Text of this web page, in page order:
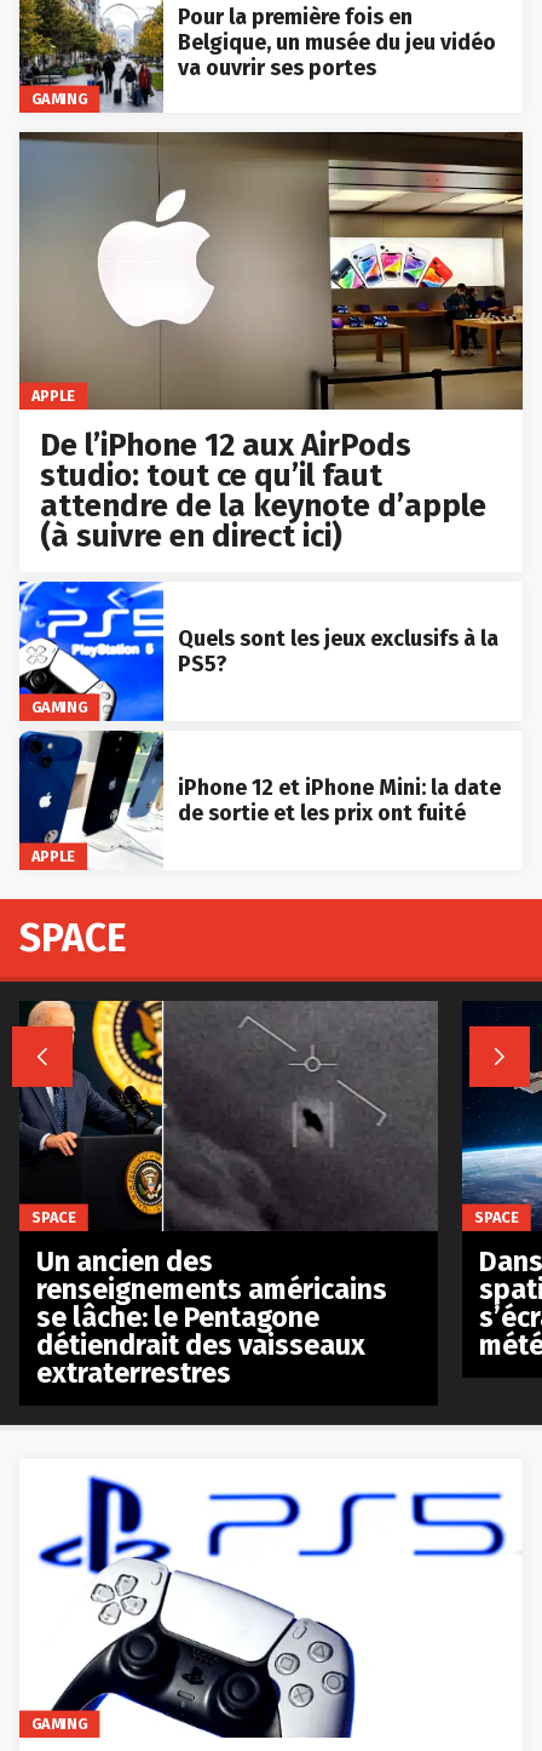
GAMING
Pour la première fois en
Belgique, un musée du jeu vidéo
va ouvrir ses portes
APPLE
De l’iPhone 12 aux AirPods
studio: tout ce qu’il faut
attendre de la keynote d’apple
(à suivre en direct ici)
GAMING
Quels sont les jeux exclusifs à la
PS5?
APPLE
iPhone 12 et iPhone Mini: la date
de sortie et les prix ont fuité
GAMING
SPACE
 
SPACE
Un ancien des
renseignements américains
se lâche: le Pentagone
détiendrait des vaisseaux
extraterrestres
SPACE